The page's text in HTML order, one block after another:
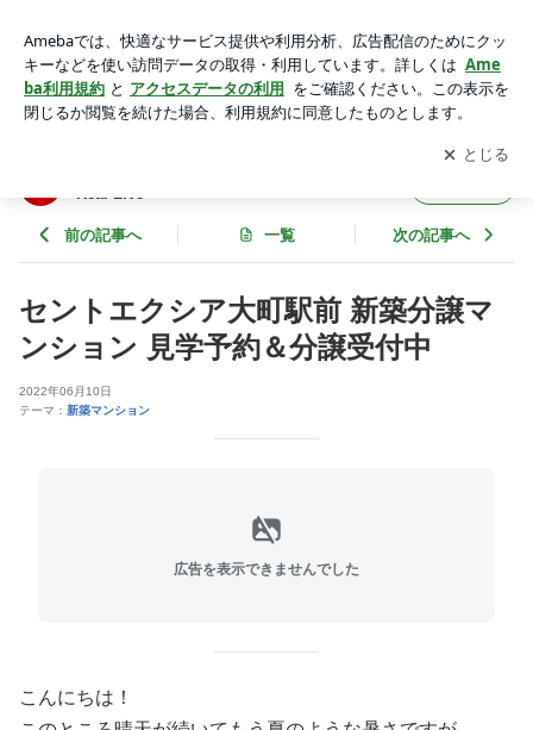
受付中 | 広島市西区で不動産会社を営む...Liv.ReaLのReal Live
アプリをダウンロードして ブログの更新通知
を受け取りまし
ょう。
開く
Real Live
前の記事へ 一覧 次の記事へ
セントエクシア大町駅前 新築分譲マ
ンション 見学予約＆分譲受付中
2022年06月10日
テーマ： 新築マンション
広告を表示できませんでした
こんにちは！